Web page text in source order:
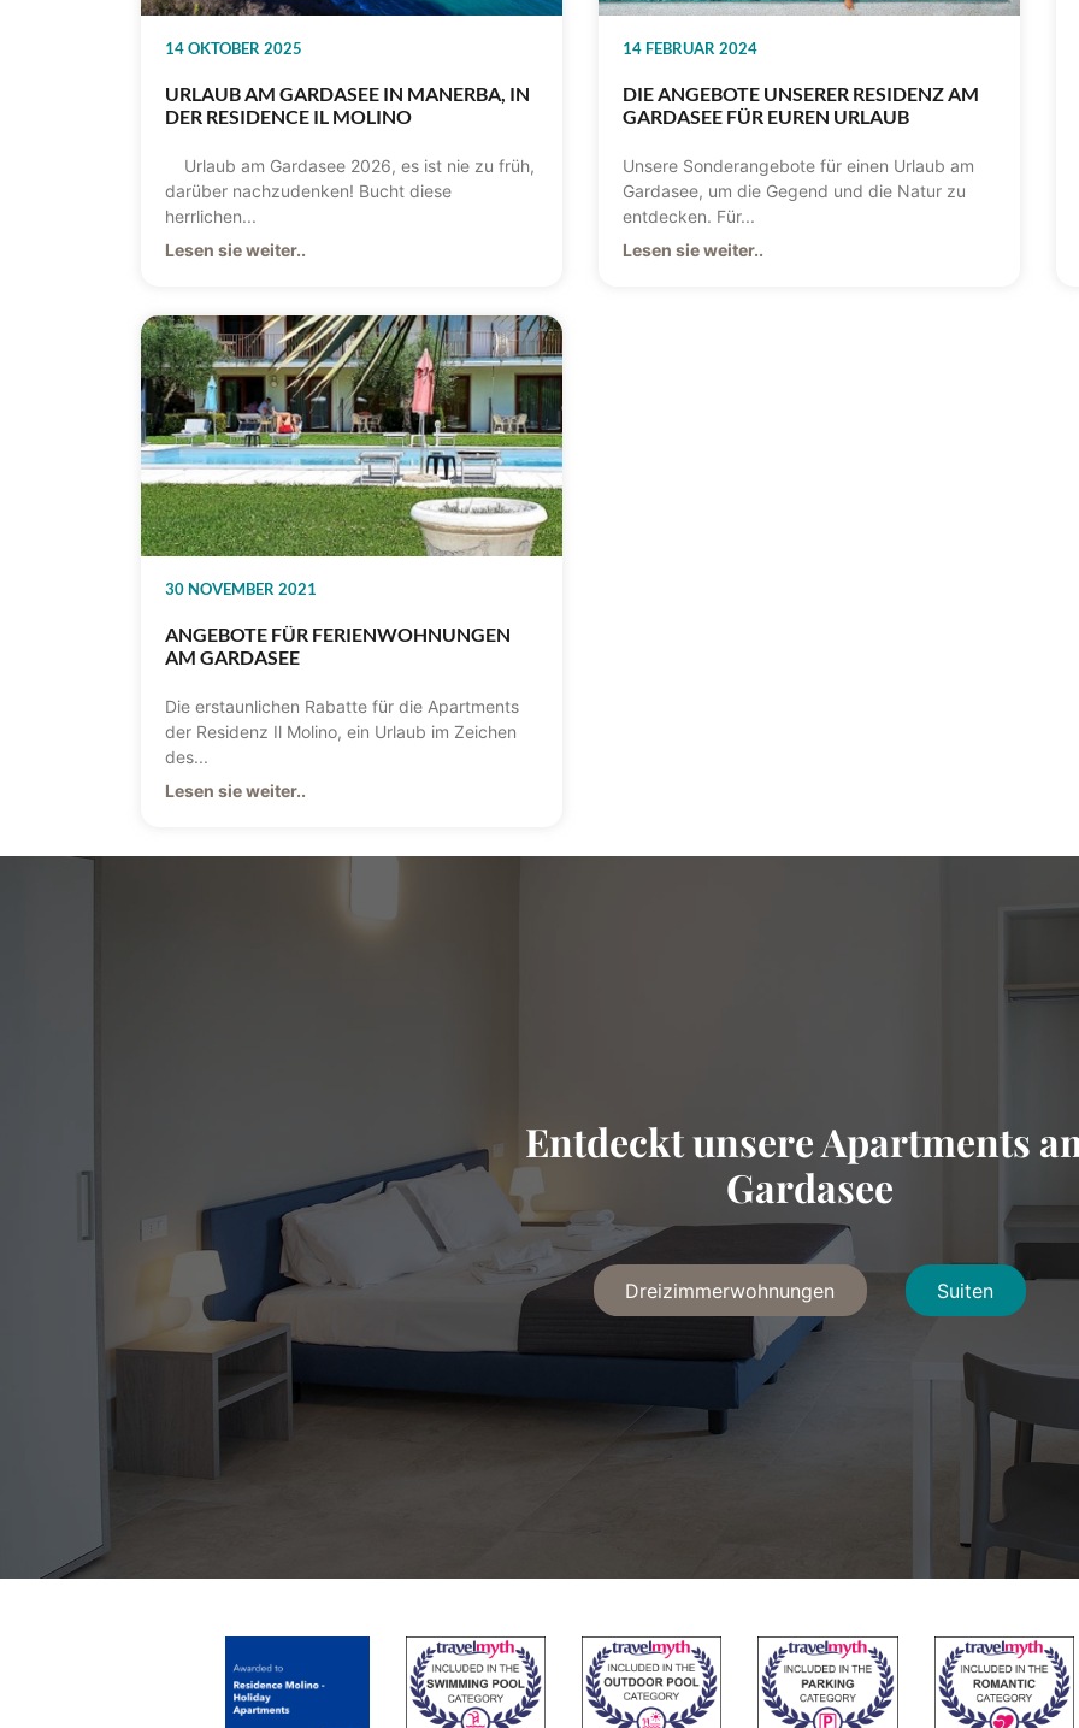
14 OKTOBER 2025
URLAUB AM GARDASEE IN MANERBA, IN
DER RESIDENCE IL MOLINO
Urlaub am Gardasee 2026, es ist nie zu früh,
darüber nachzudenken! Bucht diese
herrlichen...
Lesen sie weiter..
14 FEBRUAR 2024
DIE ANGEBOTE UNSERER RESIDENZ AM
GARDASEE FÜR EUREN URLAUB
Unsere Sonderangebote für einen Urlaub am
Gardasee, um die Gegend und die Natur zu
entdecken. Für...
Lesen sie weiter..
30 NOVEMBER 2021
ANGEBOTE FÜR FERIENWOHNUNGEN
AM GARDASEE
Die erstaunlichen Rabatte für die Apartments
der Residenz Il Molino, ein Urlaub im Zeichen
des...
Lesen sie weiter..
Entdeckt unsere Apartments
Gardasee
Dreizimmerwohnungen Suiten